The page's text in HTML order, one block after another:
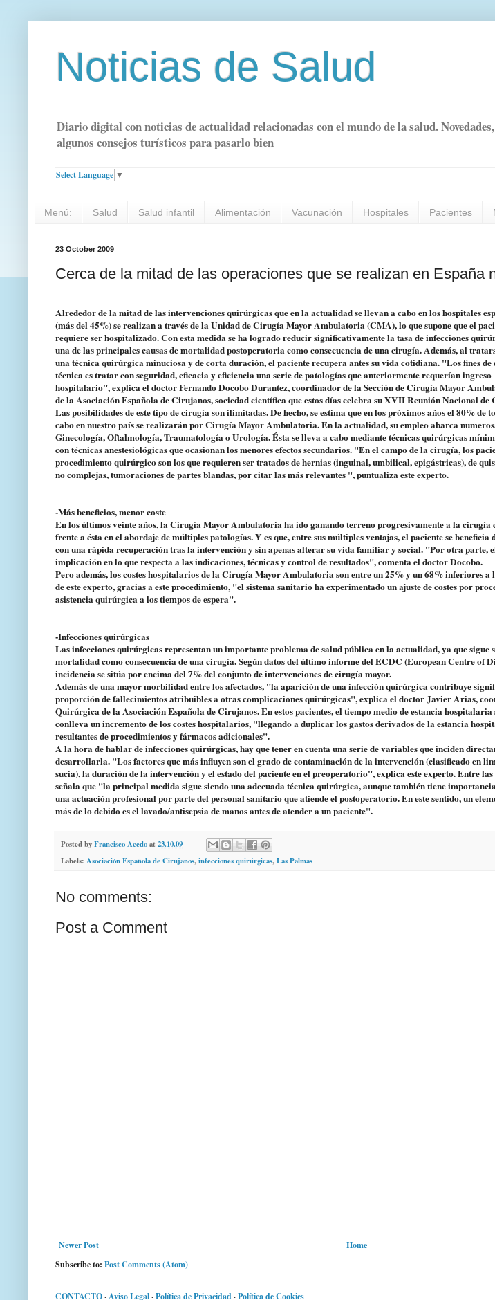
Noticias de Salud
Diario digital con noticias de actualidad relacionadas con el mundo de la salud.
algunos consejos turísticos para pasarlo bien
Select Language ▼
Menú: Salud Salud infantil Alimentación Vacunación Hospitales Pacientes
23 October 2009
Cerca de la mitad de las operaciones que se realizan en España
Alrededor de la mitad de las intervenciones quirúrgicas que en la actualidad se llevan a cabo en los hospitales
(más del 45%) se realizan a través de la Unidad de Cirugía Mayor Ambulatoria (CMA), lo que supone que el
requiere ser hospitalizado. Con esta medida se ha logrado reducir significativamente la tasa de infecciones
una de las principales causas de mortalidad postoperatoria como consecuencia de una cirugía. Además, al
una técnica quirúrgica minuciosa y de corta duración, el paciente recupera antes su vida cotidiana. "Los fines de
técnica es tratar con seguridad, eficacia y eficiencia una serie de patologías que anteriormente requerían ingreso
hospitalario", explica el doctor Fernando Docobo Durantez, coordinador de la Sección de Cirugía Mayor
de la Asociación Española de Cirujanos, sociedad científica que estos días celebra su XVII Reunión Nacional
Las posibilidades de este tipo de cirugía son ilimitadas. De hecho, se estima que en los próximos años el 80% de
cabo en nuestro país se realizarán por Cirugía Mayor Ambulatoria. En la actualidad, su empleo abarca
Ginecología, Oftalmología, Traumatología o Urología. Ésta se lleva a cabo mediante técnicas quirúrgicas
con técnicas anestesiológicas que ocasionan los menores efectos secundarios. "En el campo de la cirugía, los
procedimiento quirúrgico son los que requieren ser tratados de hernias (inguinal, umbilical, epigástricas), de
no complejas, tumoraciones de partes blandas, por citar las más relevantes ", puntualiza este experto.
-Más beneficios, menor coste
En los últimos veinte años, la Cirugía Mayor Ambulatoria ha ido ganando terreno progresivamente a la cirugía
frente a ésta en el abordaje de múltiples patologías. Y es que, entre sus múltiples ventajas, el paciente se
con una rápida recuperación tras la intervención y sin apenas alterar su vida familiar y social. "Por otra parte,
implicación en lo que respecta a las indicaciones, técnicas y control de resultados", comenta el doctor Docobo.
Pero además, los costes hospitalarios de la Cirugía Mayor Ambulatoria son entre un 25% y un 68% inferiores
de este experto, gracias a este procedimiento, "el sistema sanitario ha experimentado un ajuste de costes por
asistencia quirúrgica a los tiempos de espera".
-Infecciones quirúrgicas
Las infecciones quirúrgicas representan un importante problema de salud pública en la actualidad, ya que sigue
mortalidad como consecuencia de una cirugía. Según datos del último informe del ECDC (European Centre of
incidencia se sitúa por encima del 7% del conjunto de intervenciones de cirugía mayor.
Además de una mayor morbilidad entre los afectados, "la aparición de una infección quirúrgica contribuye
proporción de fallecimientos atribuibles a otras complicaciones quirúrgicas", explica el doctor Javier Arias,
Quirúrgica de la Asociación Española de Cirujanos. En estos pacientes, el tiempo medio de estancia
conlleva un incremento de los costes hospitalarios, "llegando a duplicar los gastos derivados de la estancia
resultantes de procedimientos y fármacos adicionales".
A la hora de hablar de infecciones quirúrgicas, hay que tener en cuenta una serie de variables que inciden
desarrollarla. "Los factores que más influyen son el grado de contaminación de la intervención (clasificado en
sucia), la duración de la intervención y el estado del paciente en el preoperatorio", explica este experto. Entre
señala que "la principal medida sigue siendo una adecuada técnica quirúrgica, aunque también tiene
una actuación profesional por parte del personal sanitario que atiende el postoperatorio. En este sentido, un
más de lo debido es el lavado/antisepsia de manos antes de atender a un paciente".
Posted byFrancisco Acedoat 23.10.09
Labels: Asociación Española de Cirujanos,infecciones quirúrgicas,Las Palmas
No comments:
Post a Comment
Newer Post
Home
Subscribe to: Post Comments (Atom)
CONTACTO·Aviso Legal·Política de Privacidad·Política de Cookies